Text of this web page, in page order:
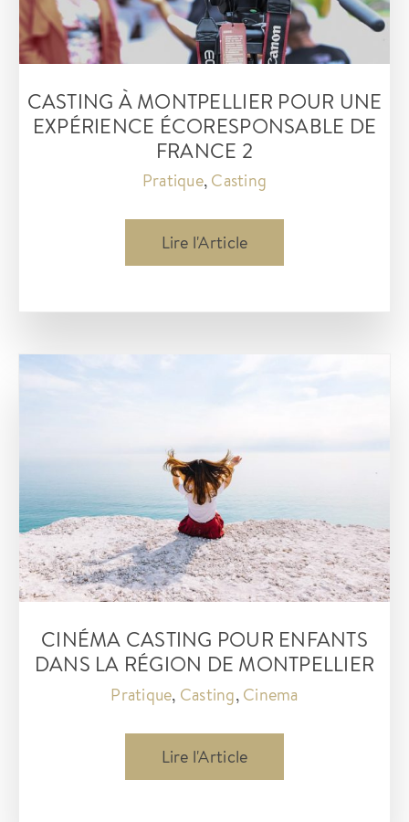
CASTING À MONTPELLIER POUR UNE
EXPÉRIENCE ÉCORESPONSABLE DE
FRANCE 2
Pratique, Casting
Casting
à
France
2
Lire l'Article
CINÉMA CASTING POUR ENFANTS
DANS LA RÉGION DE MONTPELLIER
Pratique, Casting, Cinema
Cinéma
casting
Lire l'Article